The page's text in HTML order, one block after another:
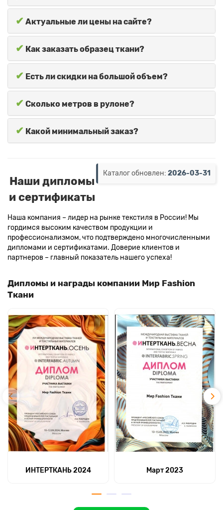
✔ Актуальные ли цены на сайте?
✔ Как заказать образец ткани?
✔ Есть ли скидки на большой объем?
✔ Сколько метров в рулоне?
✔ Какой минимальный заказ?
Каталог обновлен: 2026-03-31
Наши дипломы
и сертификаты
Наша компания – лидер на рынке текстиля в России! Мы
гордимся высоким качеством продукции и
профессионализмом, что подтверждено многочисленными
дипломами и сертификатами. Доверие клиентов и
партнеров – главный показатель нашего успеха!
Дипломы и награды компании Мир Fashion
Ткани
ИНТЕРТКАНЬ 2024 Март 2023